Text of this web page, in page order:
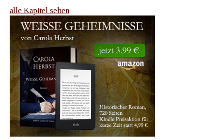
alle Kapitel sehen